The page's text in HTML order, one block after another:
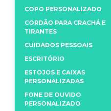
COPO PERSONALIZADO
CORDÃO PARA CRACHÁ E
TIRANTES
CUIDADOS PESSOAIS
ESCRITÓRIO
ESTOJOS E CAIXAS
PERSONALIZADAS
FONE DE OUVIDO
PERSONALIZADO